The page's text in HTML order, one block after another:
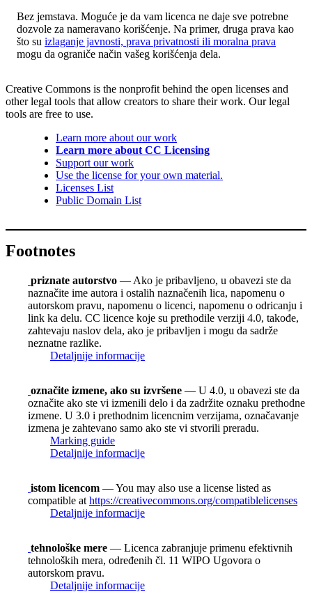
Bez jemstava. Moguće je da vam licenca ne daje sve potrebne
dozvole za nameravano korišćenje. Na primer, druga prava kao
što su izlaganje javnosti, prava privatnosti ili moralna prava
mogu da ograniče način vašeg korišćenja dela.
Creative Commons is the nonprofit behind the open licenses and
other legal tools that allow creators to share their work. Our legal
tools are free to use.
Learn more about our work
Learn more about CC Licensing
Support our work
Use the license for your own material.
Licenses List
Public Domain List
Footnotes
priznate autorstvo — Ako je pribavljeno, u obavezi ste da
naznačite ime autora i ostalih naznačenih lica, napomenu o
autorskom pravu, napomenu o licenci, napomenu o odricanju i
link ka delu. CC licence koje su prethodile verziji 4.0, takođe,
zahtevaju naslov dela, ako je pribavljen i mogu da sadrže
neznatne razlike.
Detaljnije informacije
označite izmene, ako su izvršene — U 4.0, u obavezi ste da
označite ako ste vi izmenili delo i da zadržite oznaku prethodne
izmene. U 3.0 i prethodnim licencnim verzijama, označavanje
izmena je zahtevano samo ako ste vi stvorili preradu.
Marking guide
Detaljnije informacije
istom licencom — You may also use a license listed as
compatible at https://creativecommons.org/compatiblelicenses
Detaljnije informacije
tehnološke mere — Licenca zabranjuje primenu efektivnih
tehnoloških mera, određenih čl. 11 WIPO Ugovora o
autorskom pravu.
Detaljnije informacije